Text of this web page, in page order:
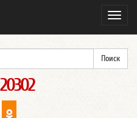
20302